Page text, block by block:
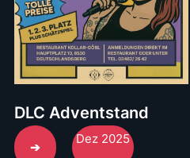
DLC Adventstand
➔
Dez 2025